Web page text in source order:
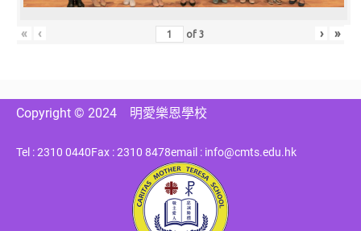
« ‹ of3 › »
Copyright © 2024 明愛樂恩學校
Tel : 2310 0440Fax : 2310 8478email : info@cmts.edu.hk